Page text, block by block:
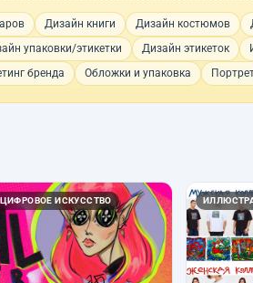
Дизайн книги Дизайн костюмов
упаковки/этикетки Дизайн этикеток
бренда Обложки и упаковка
ИСКУССТВО